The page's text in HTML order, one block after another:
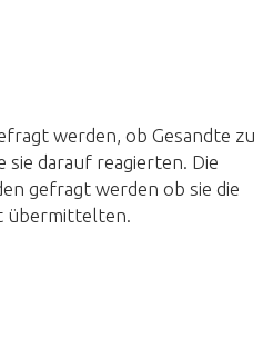
werden, ob Gesandte zu
sie darauf reagierten. Die
gefragt werden ob sie die
übermittelten.